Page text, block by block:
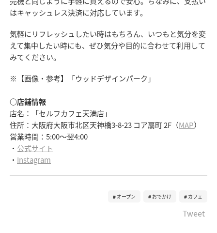
はキャッシュレス決済に対応しています。
気軽にリフレッシュしたい時はもちろん、いつもと気分を変
えて集中したい時にも、ぜひ気分や目的に合わせて利用して
みてください。
※【画像・参考】「ウッドデザインパーク」
○店舗情報
店名：「セルフカフェ天満店」
住所：大阪府大阪市北区天神橋3-8-23 コア扇町 2F（MAP）
営業時間：5:00～翌4:00
・ 公式サイト
・ Instagram
オープン おでかけ カフェ
Tweet